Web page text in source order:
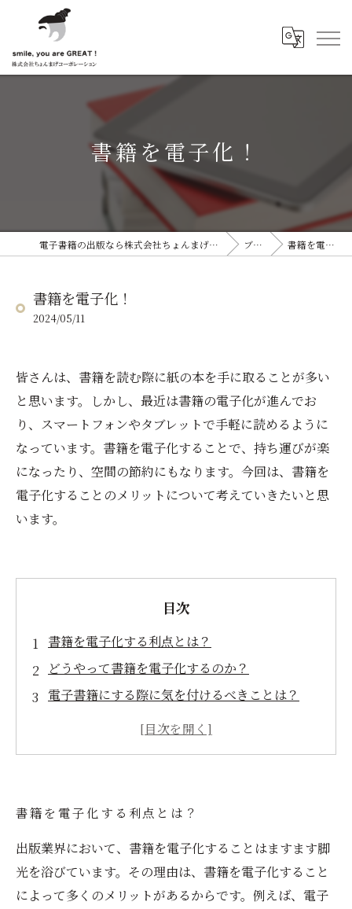
書籍を電子化！
電子書籍の出版なら株式会社ちょんまげコーポレーション ブログ 書籍を電子化！
書籍を電子化！
2024/05/11
皆さんは、書籍を読む際に紙の本を手に取ることが多い
と思います。しかし、最近は書籍の電子化が進んでお
り、スマートフォンやタブレットで手軽に読めるように
なっています。書籍を電子化することで、持ち運びが楽
になったり、空間の節約にもなります。今回は、書籍を
電子化することのメリットについて考えていきたいと思
います。
目次
書籍を電子化する利点とは？
どうやって書籍を電子化するのか？
電子書籍にする際に気を付けるべきことは？
電子書籍は紙の書籍に勝る点があるのか？
書籍を電子化する利点とは？
出版業界において、書籍を電子化することはますます脚
光を浴びています。その理由は、書籍を電子化すること
によって多くのメリットがあるからです。例えば、電子